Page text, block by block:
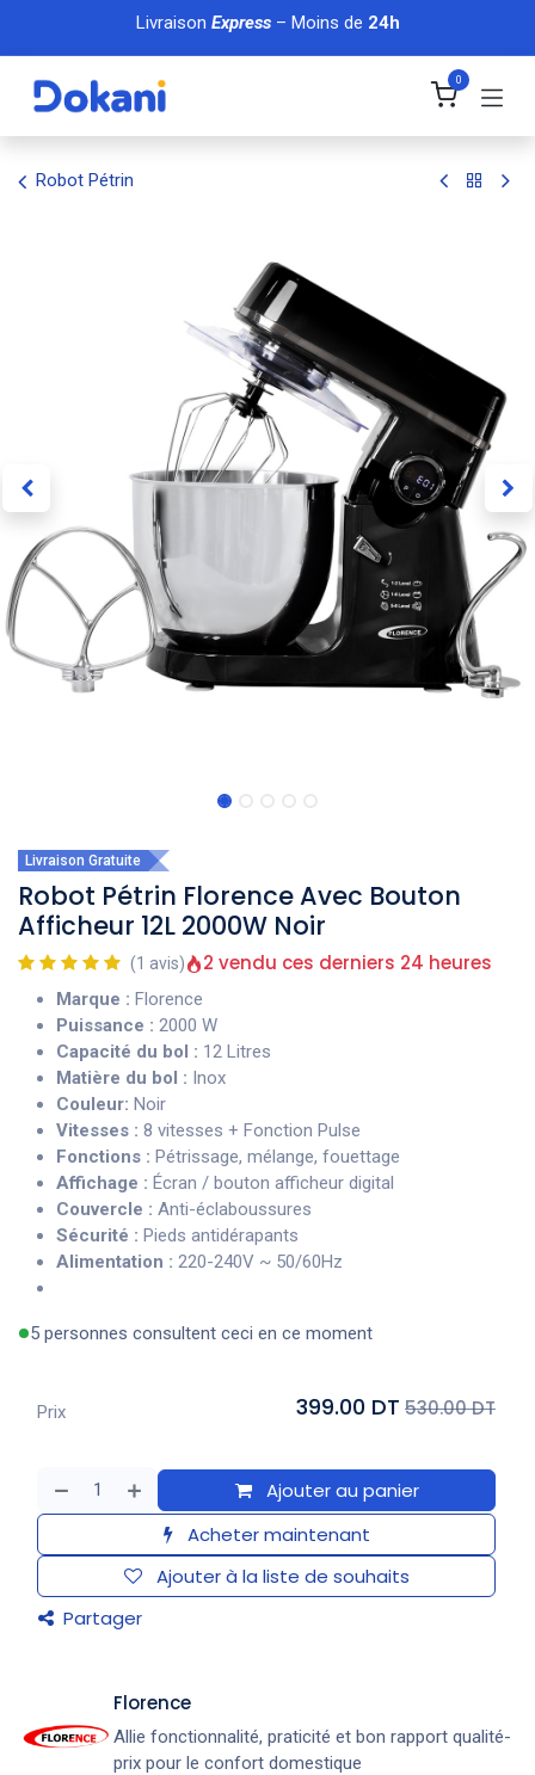
Se rendre au contenu
Livraison Express– Moins de 24h
0
Robot Pétrin
Livraison Gratuite
Robot Pétrin Florence Avec Bouton
Afficheur 12L 2000W Noir
(1 avis) 2 vendu ces derniers 24 heures
Marque : Florence
Puissance : 2000 W
Capacité du bol : 12 Litres
Matière du bol : Inox
Couleur: Noir
Vitesses : 8 vitesses + Fonction Pulse
Fonctions : Pétrissage, mélange, fouettage
Affichage : Écran / bouton afficheur digital
Couvercle : Anti-éclaboussures
Sécurité : Pieds antidérapants
Alimentation : 220-240V ~ 50/60Hz
5 personnes consultent ceci en ce moment
Ajouter au panier
Acheter maintenant
Ajouter à la liste de souhaits
Partager
Prix 399.00 DT 530.00 DT
​Florence
Allie fonctionnalité, praticité et bon rapport qualité-
prix pour le confort domestique